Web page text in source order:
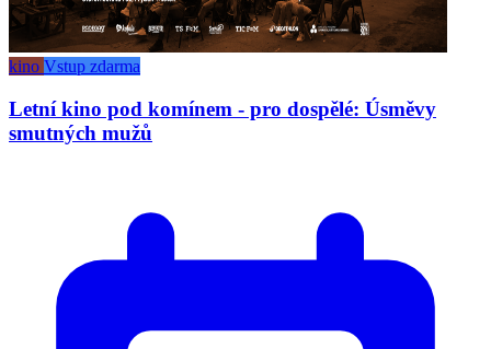
kino Vstup zdarma
Letní kino pod komínem - pro dospělé: Úsměvy
smutných mužů